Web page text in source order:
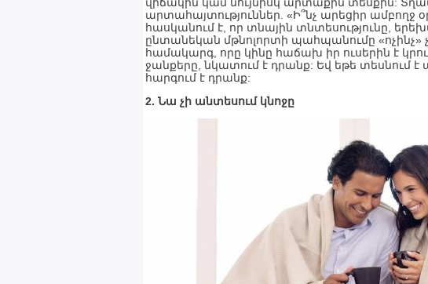
արտահայտություններ. «Ի՞նչ արեցիր ամբողջ
հասկանում է, որ տնային տնտեսությունը,
ընտանեկան մթնոլորտի պահպանումը «ոչինչ»
համակարգ, որը կինը հաճախ իր ուսերին է
ջանքերը, նկատում է դրանք: Եվ եթե տեսնում է
հարգում է դրանք:
2. Նա չի անտեսում կնոջը